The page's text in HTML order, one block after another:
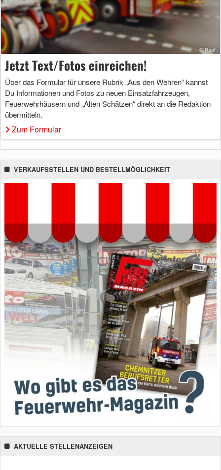
Jetzt Text/Fotos einreichen!
Über das Formular für unsere Rubrik „Aus den Wehren“ kannst
Du Informationen und Fotos zu neuen Einsatzfahrzeugen,
Feuerwehrhäusern und „Alten Schätzen“ direkt an die Redaktion
übermitteln.
Zum Formular
VERKAUFSSTELLEN UND BESTELLMÖGLICHKEIT
AKTUELLE STELLENANZEIGEN